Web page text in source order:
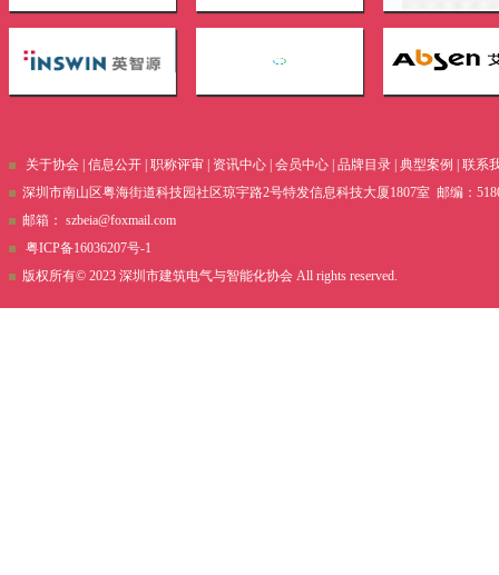
关于协会 信息公开 职称评审 资讯中心 会员中心 品牌目录 典型案例
联系
深圳市南山区粤海街道科技园社区琼宇路2号特发信息科技大厦1807室 邮编：
邮箱： szbeia@foxmail.com
粤ICP备16036207号-1
版权所有© 2023 深圳市建筑电气与智能化协会 All rights reserved.